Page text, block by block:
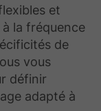
et
la fréquence
de
vous
définir
adapté à